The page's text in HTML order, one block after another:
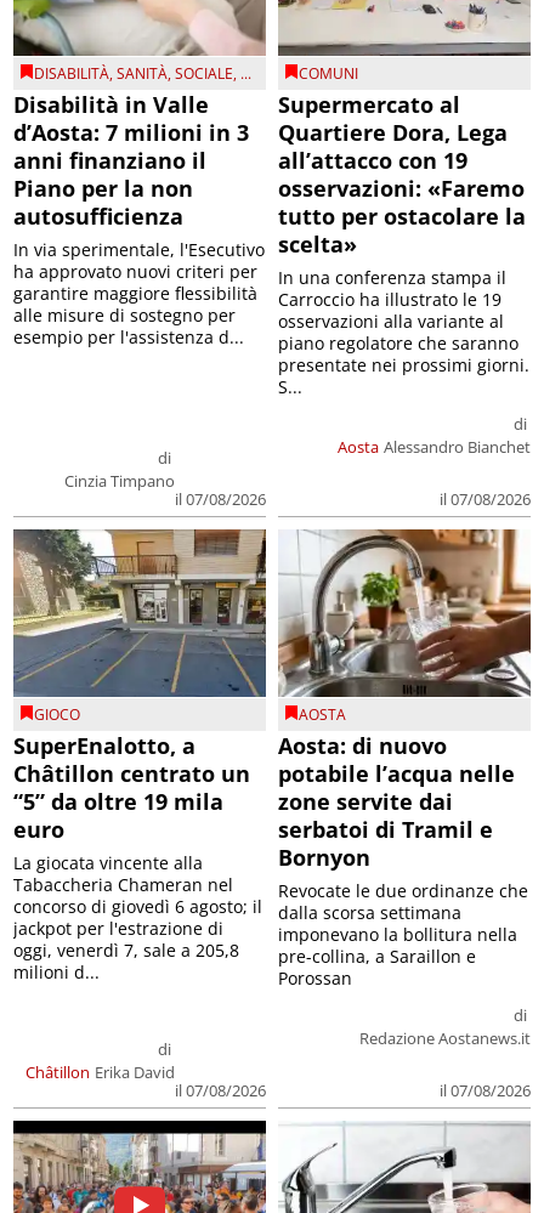
DISABILITÀ,SANITÀ,SOCIALE, ...
Disabilità in Valle
d’Aosta: 7 milioni in 3
anni finanziano il
Piano per la non
autosufficienza
di
Cinzia Timpano
il 07/08/2026
In via sperimentale, l'Esecutivo
ha approvato nuovi criteri per
garantire maggiore flessibilità
alle misure di sostegno per
esempio per l'assistenza d...
COMUNI
Supermercato al
Quartiere Dora, Lega
all’attacco con 19
osservazioni: «Faremo
tutto per ostacolare la
scelta»
Aosta
di
Alessandro Bianchet
il 07/08/2026
In una conferenza stampa il
Carroccio ha illustrato le 19
osservazioni alla variante al
piano regolatore che saranno
presentate nei prossimi giorni.
S...
GIOCO
SuperEnalotto, a
Châtillon centrato un
“5” da oltre 19 mila
euro
Châtillon
di
Erika David
il 07/08/2026
La giocata vincente alla
Tabaccheria Chameran nel
concorso di giovedì 6 agosto; il
jackpot per l'estrazione di
oggi, venerdì 7, sale a 205,8
milioni d...
AOSTA
Aosta: di nuovo
potabile l’acqua nelle
zone servite dai
serbatoi di Tramil e
Bornyon
di
Redazione Aostanews.it
il 07/08/2026
Revocate le due ordinanze che
dalla scorsa settimana
imponevano la bollitura nella
pre-collina, a Saraillon e
Porossan